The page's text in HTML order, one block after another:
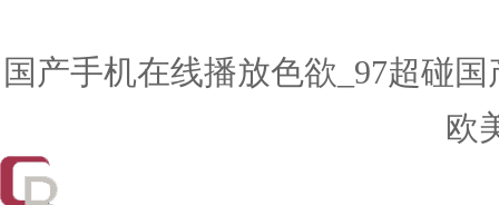
国产手机在线播放色欲_97超碰
欧